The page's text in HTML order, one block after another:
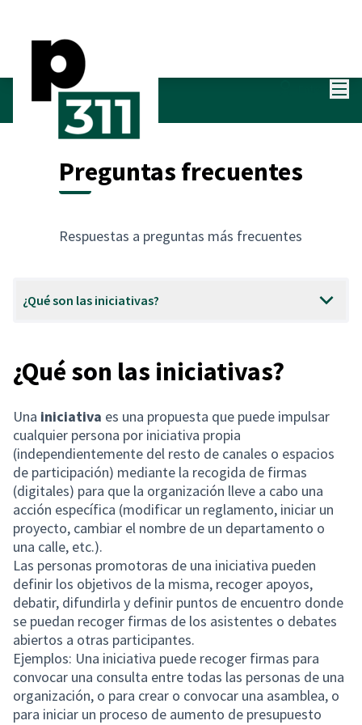
Preguntas frecuentes
Respuestas a preguntas más frecuentes
¿Qué son las iniciativas?
¿Qué son las iniciativas?
Una iniciativa es una propuesta que puede impulsar
cualquier persona por iniciativa propia
(independientemente del resto de canales o espacios
de participación) mediante la recogida de firmas
(digitales) para que la organización lleve a cabo una
acción específica (modificar un reglamento, iniciar un
proyecto, cambiar el nombre de un departamento o
una calle, etc.).
Las personas promotoras de una iniciativa pueden
definir los objetivos de la misma, recoger apoyos,
debatir, difundirla y definir puntos de encuentro donde
se puedan recoger firmas de los asistentes o debates
abiertos a otras participantes.
Ejemplos: Una iniciativa puede recoger firmas para
convocar una consulta entre todas las personas de una
organización, o para crear o convocar una asamblea, o
para iniciar un proceso de aumento de presupuesto